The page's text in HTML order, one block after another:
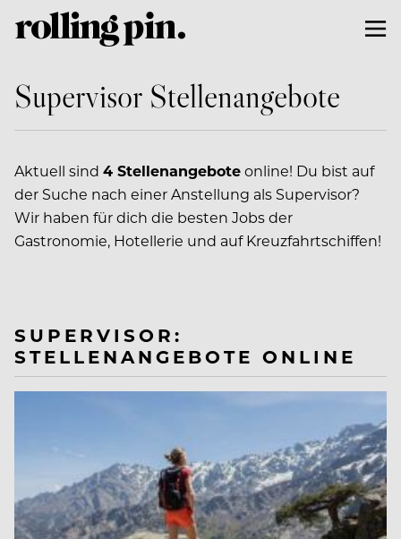
Supervisor Stellenangebote
Aktuell sind 4 Stellenangeboteonline! Du bist auf
der Suche nach einer Anstellung als Supervisor?
Wir haben für dich die besten Jobs der
Gastronomie, Hotellerie und auf Kreuzfahrtschiffen!
SUPERVISOR:
STELLENANGEBOTE ONLINE